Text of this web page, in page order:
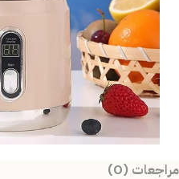
مراجعات (0)